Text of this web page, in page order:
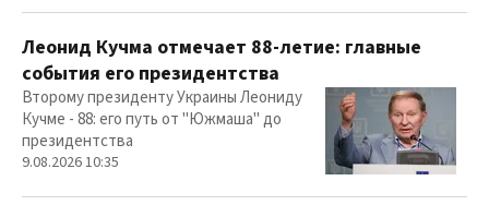
Леонид Кучма отмечает 88-летие: главные
события его президентства
Второму президенту Украины Леониду
Кучме - 88: его путь от "Южмаша" до
президентства
9.08.2026 10:35